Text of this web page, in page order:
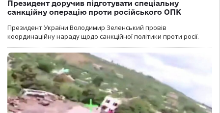
Президент доручив підготувати спеціальну
санкційну операцію проти російського ОПК
Президент України Володимир Зеленський провів
координаційну нараду щодо санкційної політики проти росії.